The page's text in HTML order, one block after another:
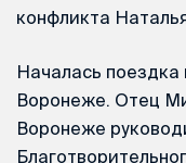
конфликта
Началась
Воронеже. Отец
Воронеже